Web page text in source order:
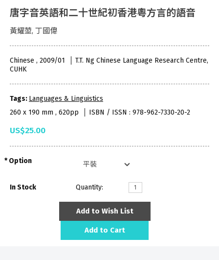
唐字音英語和二十世紀初香港粵方言的語音
黃耀堃, 丁國偉
Chinese , 2009/01
T.T. Ng Chinese Language Research Centre,
CUHK
Tags: Languages & Linguistics
260 x 190 mm , 620pp
ISBN / ISSN : 978-962-7330-20-2
US$25.00
Option
In Stock Quantity:
Add to Wish List
Add to Cart